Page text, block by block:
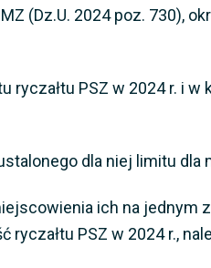
(Dz.U. 2024 poz. 730),
ryczałtu PSZ w 2024 r. i w
dla niej limitu dla
ich na jednym
PSZ w 2024 r.,